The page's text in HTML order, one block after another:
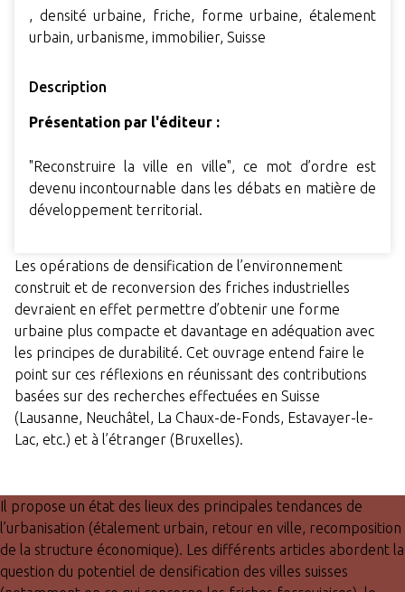
, densité urbaine, friche, forme urbaine, étalement
urbain, urbanisme, immobilier, Suisse
Description
Présentation par l'éditeur :
"Reconstruire la ville en ville", ce mot d’ordre est
devenu incontournable dans les débats en matière de
développement territorial.
Les opérations de densification de l’environnement
construit et de reconversion des friches industrielles
devraient en effet permettre d’obtenir une forme
urbaine plus compacte et davantage en adéquation avec
les principes de durabilité. Cet ouvrage entend faire le
point sur ces réflexions en réunissant des contributions
basées sur des recherches effectuées en Suisse
(Lausanne, Neuchâtel, La Chaux-de-Fonds, Estavayer-le-
Lac, etc.) et à l’étranger (Bruxelles).
Il propose un état des lieux des principales tendances de
l’urbanisation (étalement urbain, retour en ville, recomposition
de la structure économique). Les différents articles abordent la
question du potentiel de densification des villes suisses